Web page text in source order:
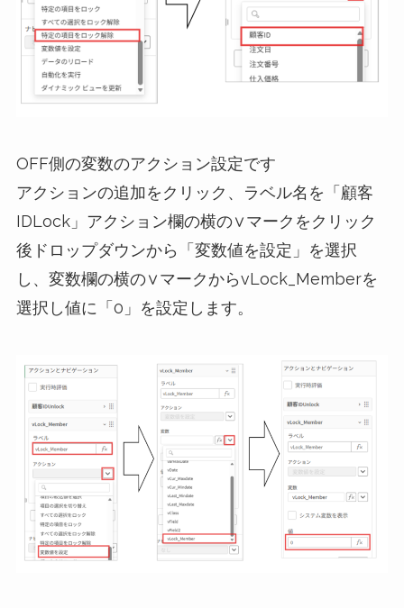
OFF側の変数のアクション設定です
アクションの追加をクリック、ラベル名を「顧客
IDLock」アクション欄の横の∨マークをクリック
後ドロップダウンから「変数値を設定」を選択
し、変数欄の横の∨マークからvLock_Memberを
選択し値に「0」を設定します。